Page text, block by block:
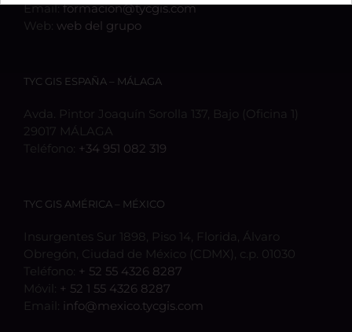
Email:formacion@tycgis.com
Web: web del grupo
TYC GIS ESPAÑA – MÁLAGA
Avda. Pintor Joaquín Sorolla 137, Bajo (Oficina 1)
29017 MÁLAGA
Teléfono: +34 951 082 319
TYC GIS AMÉRICA – MÉXICO
Insurgentes Sur 1898, Piso 14, Florida, Álvaro
Obregón, Ciudad de México (CDMX), c.p. 01030
Teléfono: + 52 55 4326 8287
Móvil: + 52 1 55 4326 8287
Email: info@mexico.tycgis.com